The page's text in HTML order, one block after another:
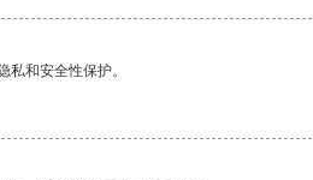
和安全性保护。